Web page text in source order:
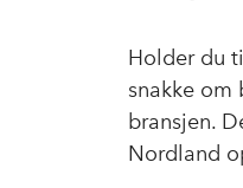
Holder du
snakke om
bransjen.
Nordland